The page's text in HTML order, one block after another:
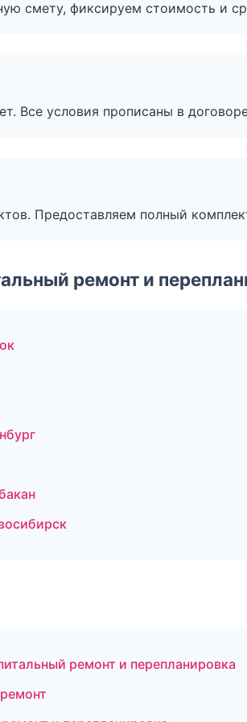
смету, фиксируем стоимость и
Все условия прописаны в
Предоставляем полный
ремонт и
ремонт и перепланировка